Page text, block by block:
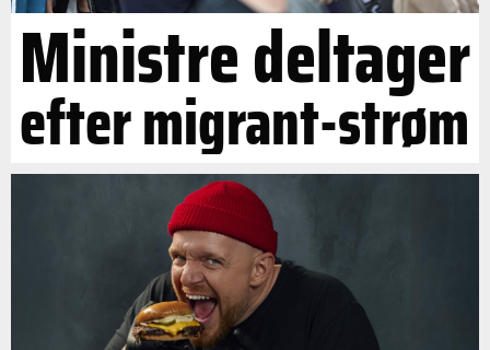
Ministre deltager
efter migrant-strøm